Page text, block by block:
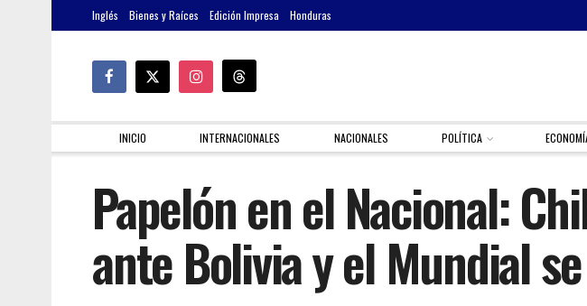
Inglés Bienes y Raíces Edición Impresa Honduras
INICIO INTERNACIONALES NACIONALES POLÍTICA
Papelón en el Nacional:
ante Bolivia y el Mundial